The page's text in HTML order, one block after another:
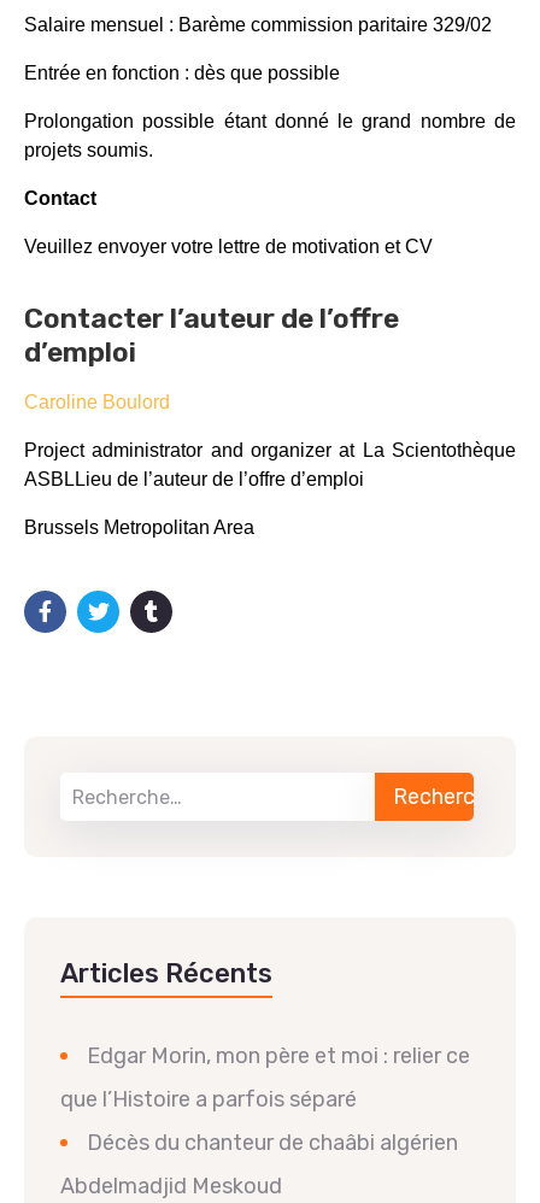
Salaire mensuel : Barème commission paritaire 329/02
Entrée en fonction : dès que possible
Prolongation possible étant donné le grand nombre de
projets soumis.
Contact
Veuillez envoyer votre lettre de motivation et CV
Contacter l’auteur de l’offre
d’emploi
Caroline Boulord
Project administrator and organizer at La Scientothèque
ASBLLieu de l’auteur de l’offre d’emploi
Brussels Metropolitan Area
Articles Récents
Edgar Morin, mon père et moi : relier ce
que l’Histoire a parfois séparé
Décès du chanteur de chaâbi algérien
Abdelmadjid Meskoud